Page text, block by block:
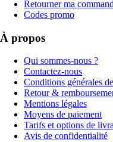
Retourner ma
Codes promo
À propos
Qui sommes-nous ?
Contactez-nous
Conditions générales
Retour &
Mentions légales
Moyens de paiement
Tarifs et options de
Avis de confidentialité